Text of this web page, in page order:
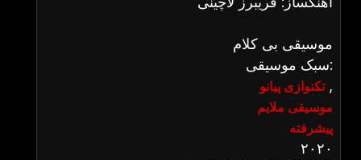
موسیقی بی کلام
سبک موسیقی:
تکنوازی پیانو,
موسیقی ملایم
پیشرفته
۲۰۲۰